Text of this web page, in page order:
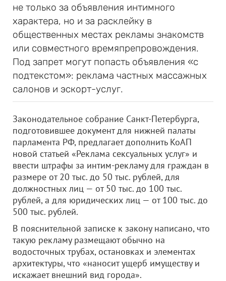
не только за объявления интимного
характера, но и за расклейку в
общественных местах рекламы знакомств
или совместного времяпрепровождения.
Под запрет могут попасть объявления «с
подтекстом»: реклама частных массажных
салонов и эскорт-услуг.
Законодательное собрание Санкт-Петербурга,
подготовившее документ для нижней палаты
парламента РФ, предлагает дополнить КоАП
новой статьей «Реклама сексуальных услуг» и
ввести штрафы за интим-рекламу для граждан в
размере от 20 тыс. до 50 тыс. рублей, для
должностных лиц — от 50 тыс. до 100 тыс.
рублей, а для юридических лиц — от 100 тыс. до
500 тыс. рублей.
В пояснительной записке к закону написано, что
такую рекламу размещают обычно на
водосточных трубах, остановках и элементах
архитектуры, что «наносит ущерб имуществу и
искажает внешний вид города».